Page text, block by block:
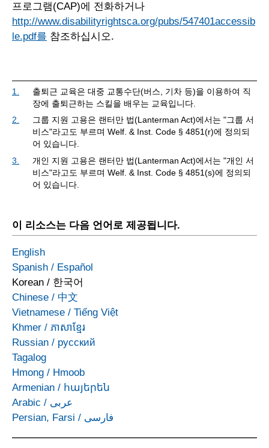
프로그램(CAP)에 전화하거나
http://www.disabilityrightsca.org/pubs/547401accessib
le.pdf를 참조하십시오.
1.
출퇴근 교육은 대중 교통수단(버스, 기차 등)을 이용하여 직
장에 출퇴근하는 스킬을 배우는 교육입니다.
2.
그룹 지원 고용은 랜터만 법(Lanterman Act)에서는 "그룹 서
비스"라고도 부르며 Welf. & Inst. Code § 4851(r)에 정의되
어 있습니다.
3.
개인 지원 고용은 랜터만 법(Lanterman Act)에서는 "개인 서
비스"라고도 부르며 Welf. & Inst. Code § 4851(s)에 정의되
어 있습니다.
이 리소스는 다음 언어로 제공됩니다.
English
Spanish / Español
Korean / 한국어
Chinese / 中文
Vietnamese / Tiếng Việt
Khmer / ភាសាខ្មែរ
Russian / русский
Tagalog
Hmong / Hmoob
Armenian / հայերեն
Arabic / عربى
Persian, Farsi / فارسی